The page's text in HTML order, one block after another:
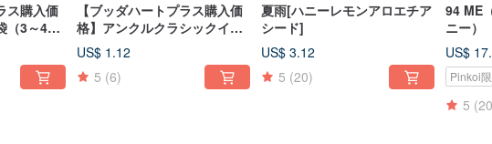
ス購入価
（3～4箱
【ブッダハートプラス購入価
格】アンクルクラシックイエ
ローギフトボックス（4個収納
可能）
US$ 1.12
5 (6)
夏雨[ハニーレモンアロエチア
シード]
US$ 3.12
5 (20)
94 ME
ニー）
US$
Pinkoi
5